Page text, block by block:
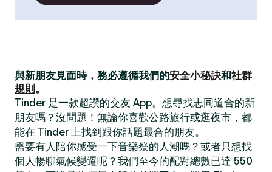
與新朋友見面時，務必遵循我們的安全小秘訣和社群
規則 。
Tinder 是一款超讚的交友 App。想尋找志同道合的新
朋友嗎？沒問題！無論你喜歡公路旅行或逛夜市，都
能在 Tinder 上找到跟你話題最合的朋友。
需要有人陪你感受一下音樂祭的人潮嗎？或者只想找
個人暢聊氣候變遷呢？我們至今的配對總數已達 550